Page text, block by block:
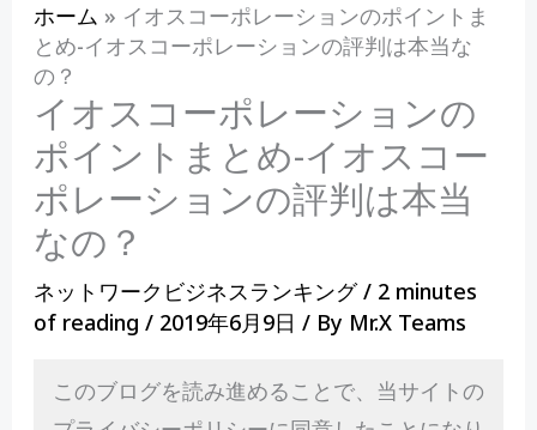
ホーム » イオスコーポレーションのポイントま
とめ-イオスコーポレーションの評判は本当な
の？
イオスコーポレーションの
ポイントまとめ-イオスコー
ポレーションの評判は本当
なの？
ネットワークビジネスランキング/ 2 minutes
of reading / 2019年6月9日 / By Mr.X Teams
このブログを読み進めることで、当サイトの